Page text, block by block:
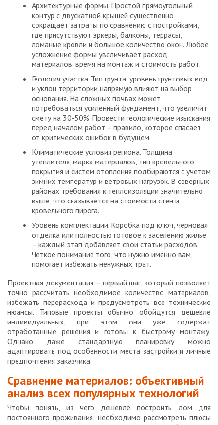
Архитектурные формы. Простой прямоугольный
контур с двускатной крышей существенно
сокращает затраты по сравнению с постройками,
где присутствуют эркеры, балконы, террасы,
ломаные кровли и большое количество окон. Любое
усложнение формы увеличивает расход
материалов, время на монтаж и стоимость работ.
Геология участка. Тип грунта, уровень грунтовых вод
и уклон территории напрямую влияют на выбор
основания. На сложных почвах может
потребоваться усиленный фундамент, что увеличит
смету на 30-50%. Провести геологические изыскания
перед началом работ – правило, которое спасает
от критических ошибок в будущем.
Климатические условия региона. Толщина
утеплителя, марка материалов, тип кровельного
покрытия и систем отопления подбираются с учетом
зимних температур и ветровых нагрузок. В северных
районах требования к теплоизоляции значительно
выше, что сказывается на стоимости стен и
кровельного пирога.
Уровень комплектации. Коробка под ключ, черновая
отделка или полностью готовое к заселению жилье
– каждый этап добавляет свои статьи расходов.
Четкое понимание того, что нужно именно вам,
помогает избежать ненужных трат.
Проектная документация – первый шаг, который позволяет
точно рассчитать необходимое количество материалов,
избежать перерасхода и предусмотреть все технические
нюансы. Типовые проекты обычно обойдутся дешевле
индивидуальных, при этом они уже содержат
отработанные решения и готовы к быстрому монтажу.
Однако даже стандартную планировку можно
адаптировать под особенности места застройки и личные
предпочтения заказчика.
Сравнение материалов: объективный
анализ всех популярных технологий
Чтобы понять, из чего дешевле построить дом для
постоянного проживания, необходимо рассмотреть плюсы